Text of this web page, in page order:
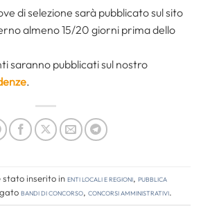
di selezione sarà pubblicato sul sito
almeno 15/20 giorni prima dello
saranno pubblicati sul nostro
.
stato inserito inEnti locali e regioni, Pubblica
bandi di concorso, concorsi amministrativi.